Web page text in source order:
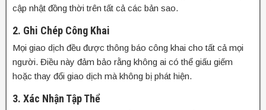
cập nhật đồng thời trên tất cả các bản sao.
2. Ghi Chép Công Khai
Mọi giao dịch đều được thông báo công khai cho tất cả mọi
người. Điều này đảm bảo rằng không ai có thể giấu giếm
hoặc thay đổi giao dịch mà không bị phát hiện.
3. Xác Nhận Tập Thể